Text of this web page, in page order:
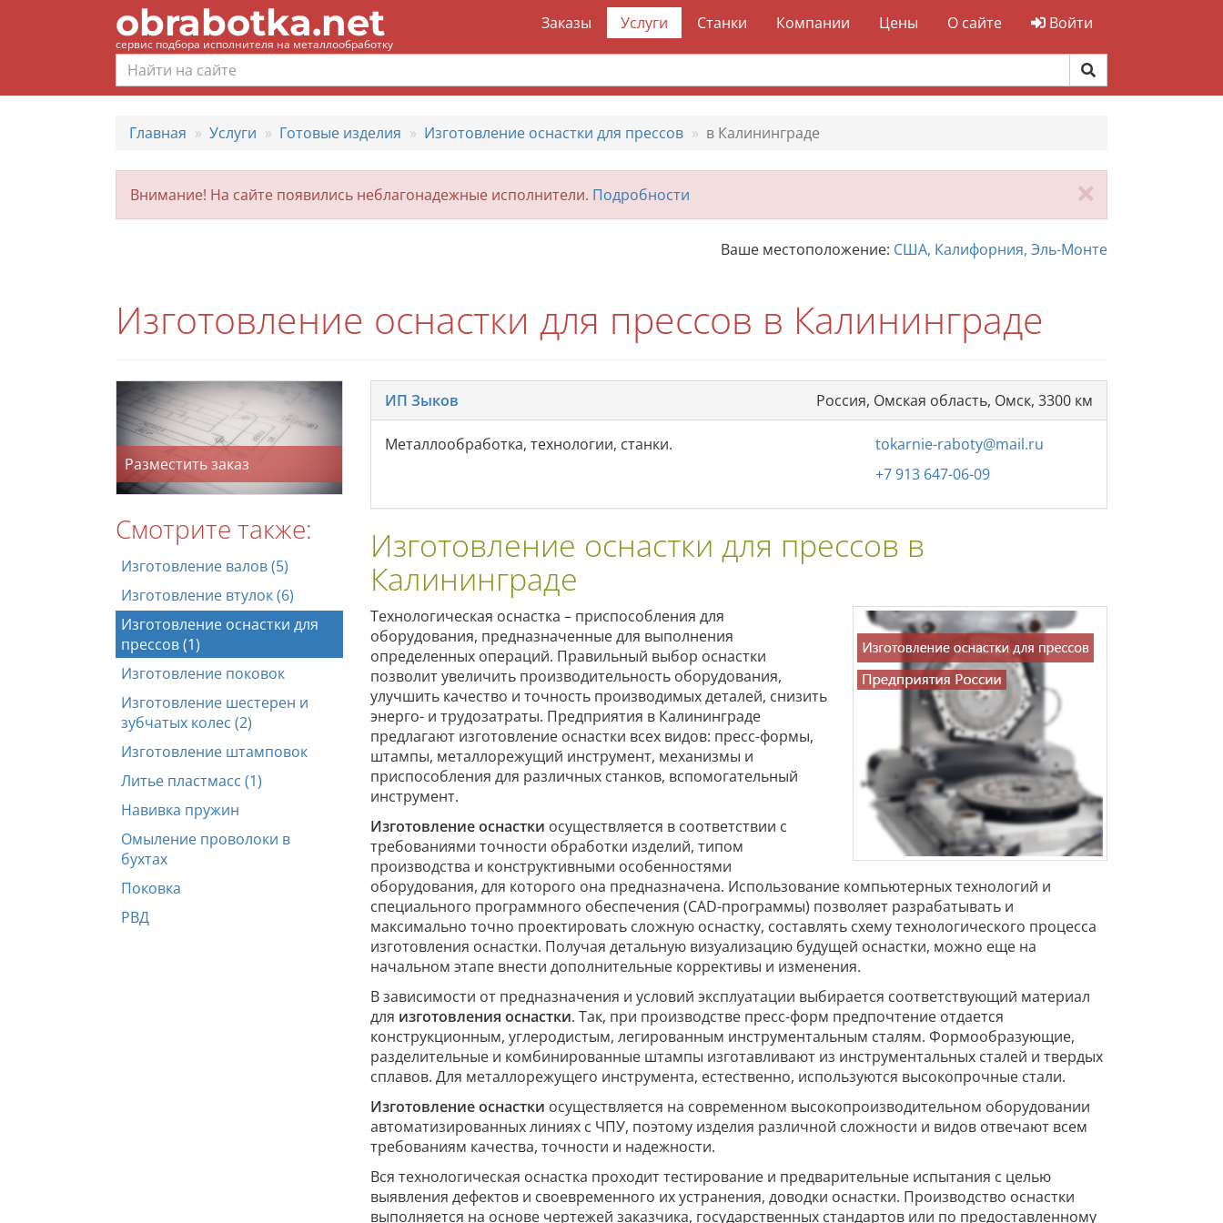
obrabotka.net
сервис подбора исполнителя на металлообработку
Заказы Услуги Станки Компании Цены О сайте Войти
Главная Услуги Готовые изделия Изготовление оснастки для прессов в Калининграде
Внимание! На сайте появились неблагонадежные исполнители. Подробности
Ваше местоположение: США, Калифорния, Эль-Монте
Изготовление оснастки для прессов в Калининграде
Разместить заказ
Смотрите также:
Изготовление валов (5)
Изготовление втулок (6)
Изготовление оснастки для
прессов (1)
Изготовление поковок
Изготовление шестерен и
зубчатых колес (2)
Изготовление штамповок
Литье пластмасс (1)
Навивка пружин
Омыление проволоки в
бухтах
Поковка
РВД
ИП Зыков Россия, Омская область, Омск, 3300 км
Металлообработка, технологии, станки.
tokarnie-raboty@mail.ru
+7 913 647-06-09
Изготовление оснастки для прессов в
Калининграде
Технологическая оснастка – приспособления для
оборудования, предназначенные для выполнения
определенных операций. Правильный выбор оснастки
позволит увеличить производительность оборудования,
улучшить качество и точность производимых деталей, снизить
энерго- и трудозатраты. Предприятия в Калининграде
предлагают изготовление оснастки всех видов: пресс-формы,
штампы, металлорежущий инструмент, механизмы и
приспособления для различных станков, вспомогательный
инструмент.
Изготовление оснастки осуществляется в соответствии с
требованиями точности обработки изделий, типом
производства и конструктивными особенностями
оборудования, для которого она предназначена. Использование компьютерных технологий и
специального программного обеспечения (CAD-программы) позволяет разрабатывать и
максимально точно проектировать сложную оснастку, составлять схему технологического процесса
изготовления оснастки. Получая детальную визуализацию будущей оснастки, можно еще на
начальном этапе внести дополнительные коррективы и изменения.
В зависимости от предназначения и условий эксплуатации выбирается соответствующий материал
для изготовления оснастки. Так, при производстве пресс-форм предпочтение отдается
конструкционным, углеродистым, легированным инструментальным сталям. Формообразующие,
разделительные и комбинированные штампы изготавливают из инструментальных сталей и твердых
сплавов. Для металлорежущего инструмента, естественно, используются высокопрочные стали.
Изготовление оснастки осуществляется на современном высокопроизводительном оборудовании
автоматизированных линиях с ЧПУ, поэтому изделия различной сложности и видов отвечают всем
требованиям качества, точности и надежности.
Вся технологическая оснастка проходит тестирование и предварительные испытания с целью
выявления дефектов и своевременного их устранения, доводки оснастки. Производство оснастки
выполняется на основе чертежей заказчика, государственных стандартов или по предоставленному